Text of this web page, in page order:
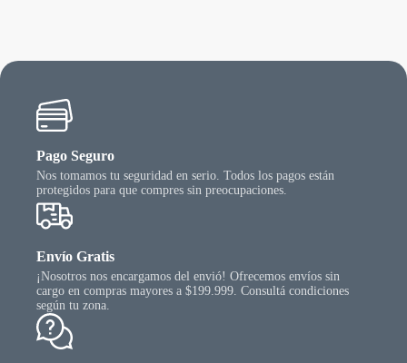
Pago Seguro
Nos tomamos tu seguridad en serio. Todos los pagos están
protegidos para que compres sin preocupaciones.
Envío Gratis
¡Nosotros nos encargamos del envió! Ofrecemos envíos sin
cargo en compras mayores a $199.999. Consultá condiciones
según tu zona.